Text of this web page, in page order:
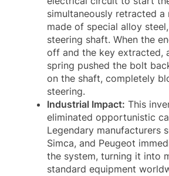
simultaneously retracted a
made of special alloy
steering shaft. When the
off and the key extracted,
spring pushed the bolt
on the shaft, completely
steering.
Industrial Impact: This
eliminated opportunistic
Legendary manufacturers
Simca, and Peugeot
the system, turning it into
standard equipment